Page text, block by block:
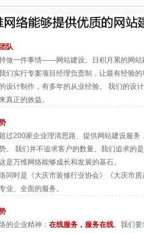
队
做一件事情——网站建设。日积月累的网
们实行专案项目经理负责制，让最有经验
设计制作，有多年的从业经验。 我们的设
真正的效益。
过200家企业理清思路、提供网站建设服
。 我们并不追求客户的数量。我们追求的
是万维网络能够成长和发展的基石。
同时是《大庆市装修行业协会》《大庆市房
业、全面的服务。
的企业精神： 在线服务，服务在线。我们